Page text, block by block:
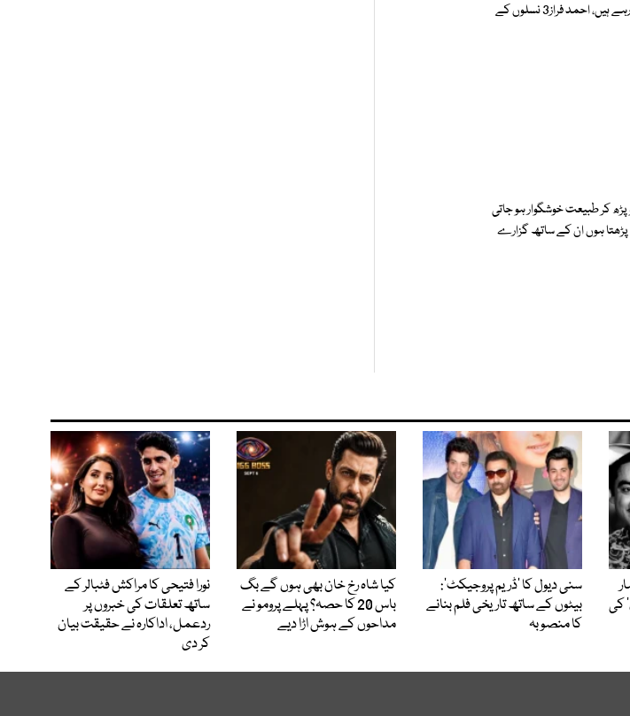
جنھیں چاہنے والے لاتعداد انسان تھے، ایسا اکثرکم ہی ہوتا ہے، اصغر ندیم سید نے کہا کہ مجھے فراز صاحب بہت یاد آرہے ہیں، احمد فراز3 نسلوں کے
پڑھ کر طبیعت خوشگوار ہو جاتی
پڑھتا ہوں ان کے ساتھ گزارے
کی
سنی دیول کا ’ڈریم پروجیکٹ‘:
بیٹوں کے ساتھ تاریخی فلم بنانے
کا منصوبہ
کیا شاہ رخ خان بھی ہوں گے بگ
باس 20 کا حصہ؟ پہلے پرومو نے
مداحوں کے ہوش اڑا دیے
نورا فتیحی کا مراکش فٹبالر کے
ساتھ تعلقات کی خبروں پر
ردعمل، اداکارہ نے حقیقت بیان
کر دی